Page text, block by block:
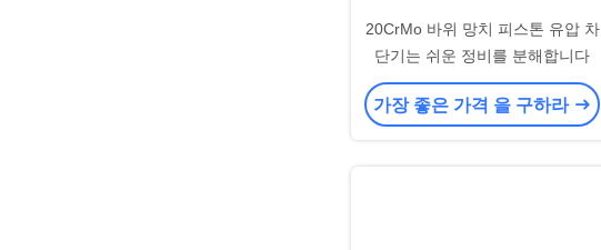
20CrMo 바위 망치 피스톤 유압 차
단기는 쉬운 정비를 분해합니다
가장 좋은 가격 을 구하라